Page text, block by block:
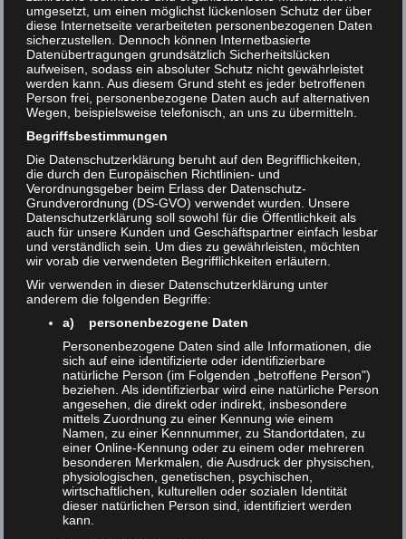
RAT Community Meeting 2025
HAW Hamburg, Finkenau 35, 22081 Hamburg, Germany
26 Sep 2025
TheResult Assessment Tool (RAT)
source software for examining and assessing search
results.To learn more about the capabilities of RAT and
to gain inspiration for own research, we invited
researchers from all over the world to join us for the
third annual RAT Community Meeting in Hamburg on
Friday, September 26, 2025.
Program:
umgesetzt, um einen möglichst lückenlosen Schutz der über
diese Internetseite verarbeiteten personenbezogenen Daten
sicherzustellen. Dennoch können Internetbasierte
Datenübertragungen grundsätzlich Sicherheitslücken
aufweisen, sodass ein absoluter Schutz nicht gewährleistet
werden kann. Aus diesem Grund steht es jeder betroffenen
Person frei, personenbezogene Daten auch auf alternativen
Wegen, beispielsweise telefonisch, an uns zu übermitteln.
Begriffsbestimmungen
Die Datenschutzerklärung beruht auf den Begrifflichkeiten,
die durch den Europäischen Richtlinien- und
Verordnungsgeber beim Erlass der Datenschutz-
Grundverordnung (DS-GVO) verwendet wurden. Unsere
Datenschutzerklärung soll sowohl für die Öffentlichkeit als
auch für unsere Kunden und Geschäftspartner einfach lesbar
und verständlich sein. Um dies zu gewährleisten, möchten
wir vorab die verwendeten Begrifflichkeiten erläutern.
Wir verwenden in dieser Datenschutzerklärung unter
anderem die folgenden Begriffe:
a) personenbezogene Daten
Personenbezogene Daten sind alle Informationen, die
sich auf eine identifizierte oder identifizierbare
natürliche Person (im Folgenden „betroffene Person")
beziehen. Als identifizierbar wird eine natürliche Person
angesehen, die direkt oder indirekt, insbesondere
mittels Zuordnung zu einer Kennung wie einem
Namen, zu einer Kennnummer, zu Standortdaten, zu
einer Online-Kennung oder zu einem oder mehreren
besonderen Merkmalen, die Ausdruck der physischen,
physiologischen, genetischen, psychischen,
wirtschaftlichen, kulturellen oder sozialen Identität
dieser natürlichen Person sind, identifiziert werden
kann.